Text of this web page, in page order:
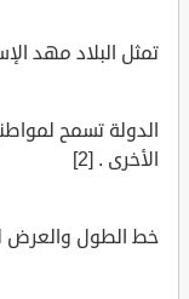
تمثل البلاد مهد
الدولة تسمح
الأخرى . [2]
خط الطول والعرض